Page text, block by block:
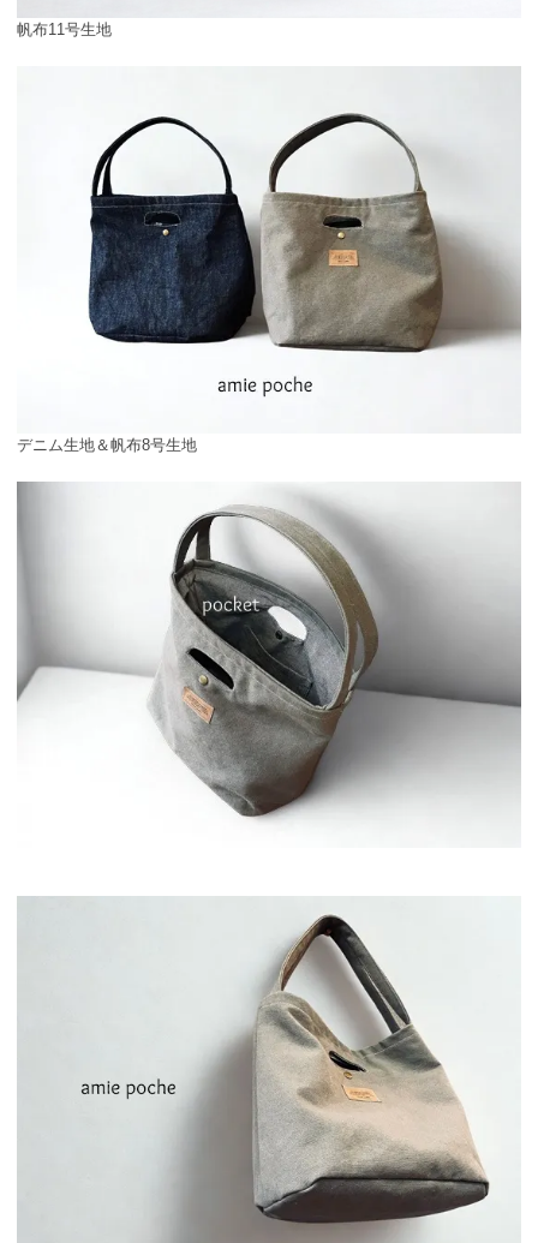
帆布11号生地
デニム生地＆帆布8号生地